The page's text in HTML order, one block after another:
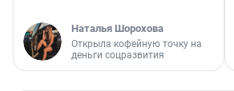
Наталья Шорохова
Открыла кофейную точку на
деньги соцразвития